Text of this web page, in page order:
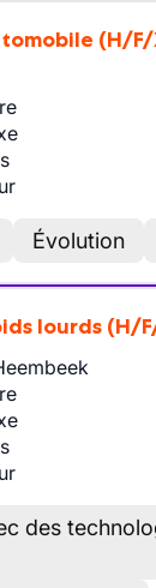
(H/
Évolution
lourds (H/
des